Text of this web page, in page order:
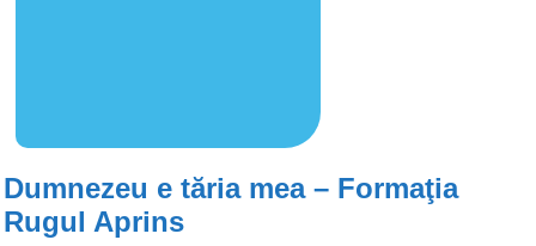
Dumnezeu e tăria mea – Formaţia
Rugul Aprins